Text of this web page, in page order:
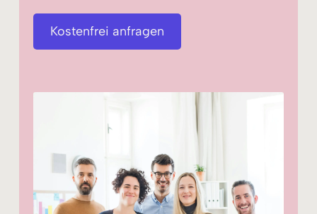
Kostenfrei anfragen